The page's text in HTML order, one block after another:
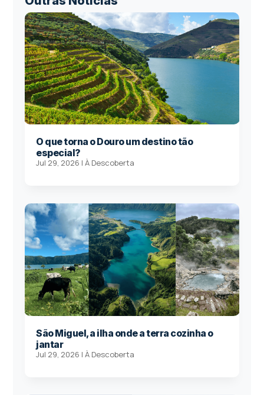
O que torna o Douro um destino tão
especial?
Jul 29, 2026 |À Descoberta
São Miguel, a ilha onde a terra cozinha o
jantar
Jul 29, 2026 |À Descoberta